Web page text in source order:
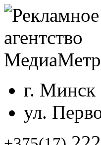
г. Минск
ул.